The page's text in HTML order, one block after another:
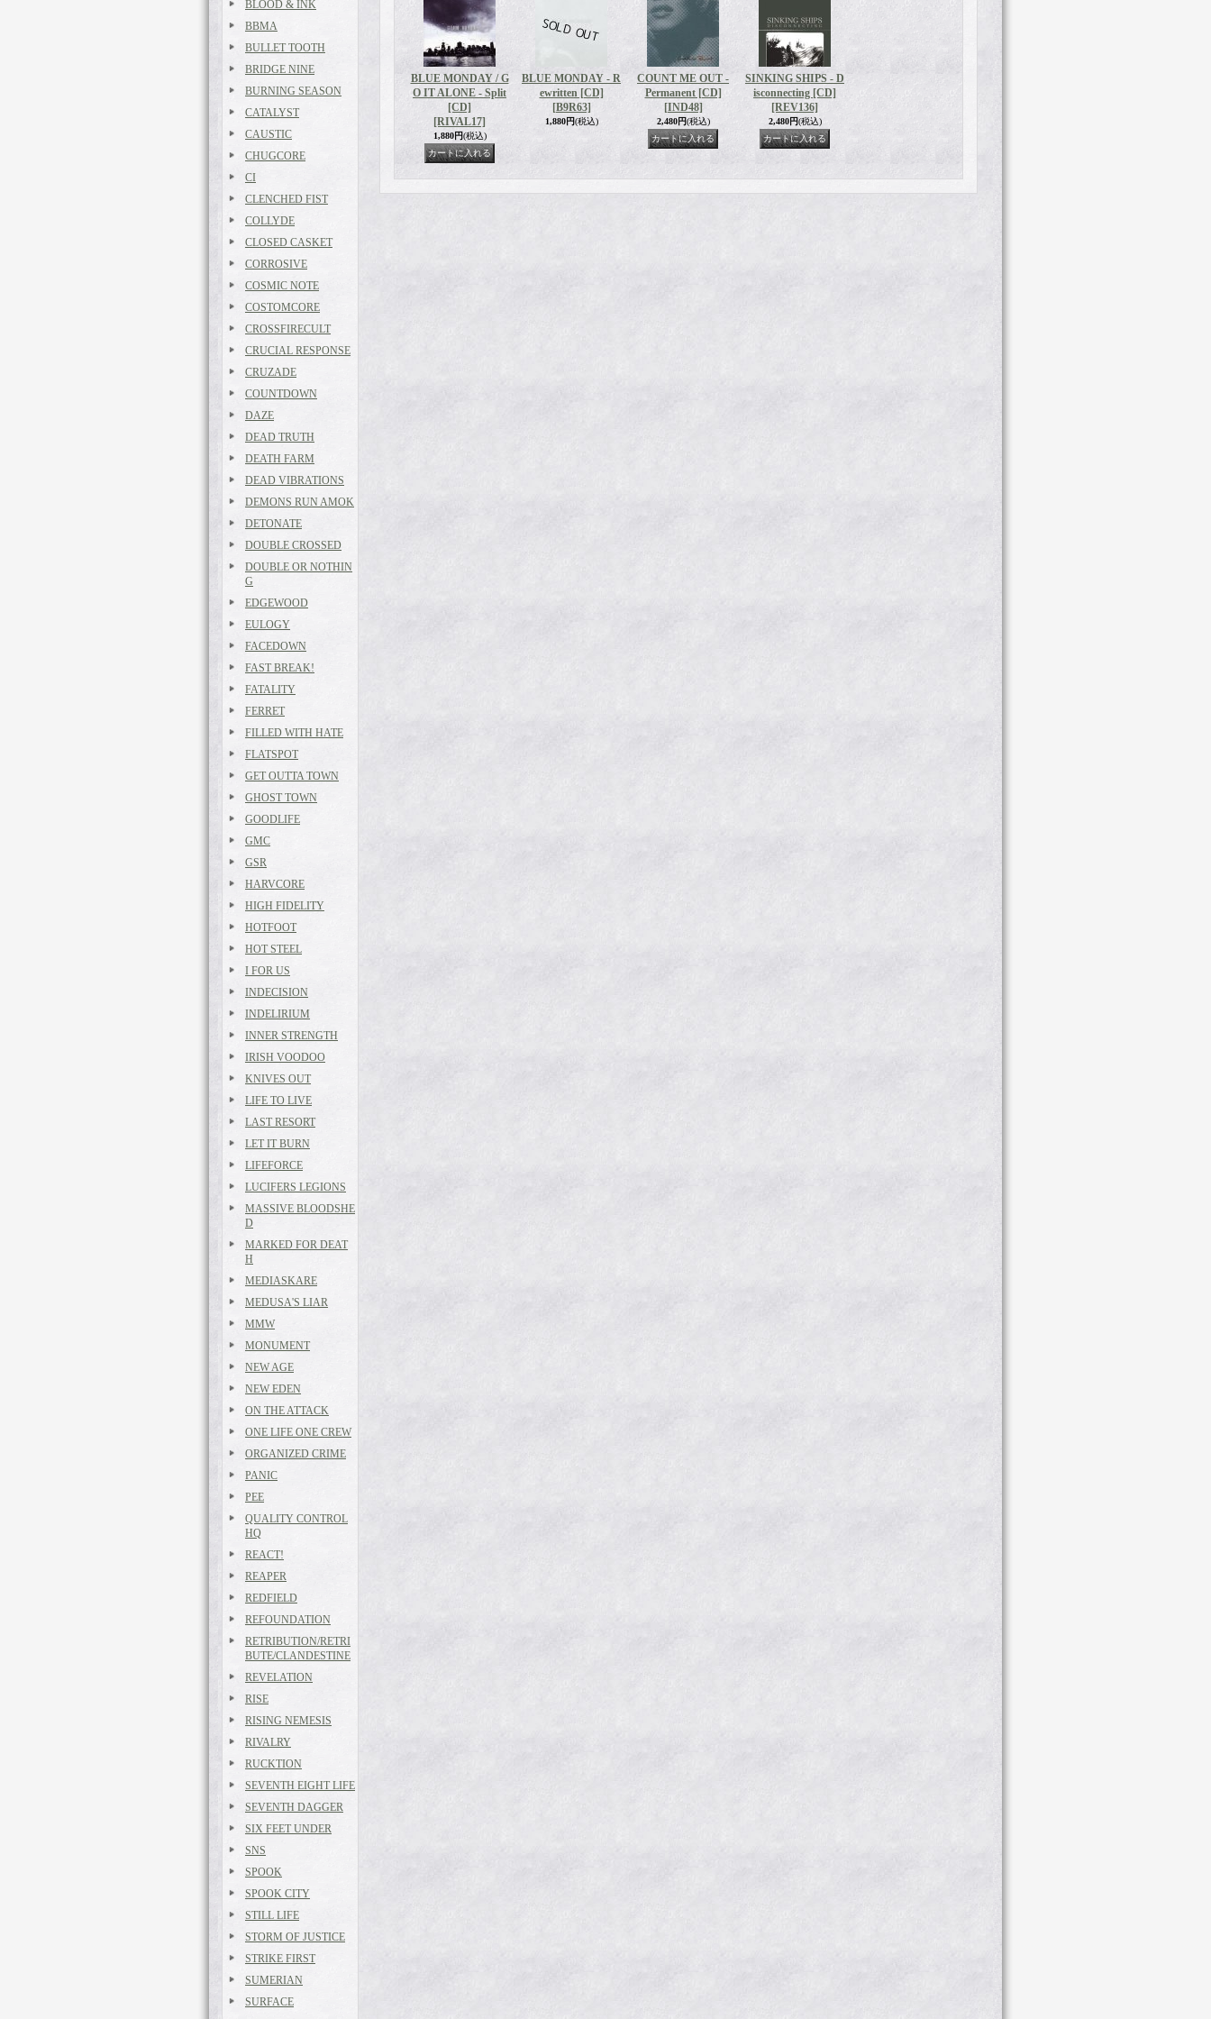
BLOOD & INK
BBMA
BULLET TOOTH
BRIDGE NINE
BURNING SEASON
CATALYST
CAUSTIC
CHUGCORE
CI
CLENCHED FIST
COLLYDE
CLOSED CASKET
CORROSIVE
COSMIC NOTE
COSTOMCORE
CROSSFIRECULT
CRUCIAL RESPONSE
CRUZADE
COUNTDOWN
DAZE
DEAD TRUTH
DEATH FARM
DEAD VIBRATIONS
DEMONS RUN AMOK
DETONATE
DOUBLE CROSSED
DOUBLE OR NOTHIN
G
EDGEWOOD
EULOGY
FACEDOWN
FAST BREAK!
FATALITY
FERRET
FILLED WITH HATE
FLATSPOT
GET OUTTA TOWN
GHOST TOWN
GOODLIFE
GMC
GSR
HARVCORE
HIGH FIDELITY
HOTFOOT
HOT STEEL
I FOR US
INDECISION
INDELIRIUM
INNER STRENGTH
IRISH VOODOO
KNIVES OUT
LIFE TO LIVE
LAST RESORT
LET IT BURN
LIFEFORCE
LUCIFERS LEGIONS
MASSIVE BLOODSHE
D
MARKED FOR DEAT
H
MEDIASKARE
MEDUSA'S LIAR
MMW
MONUMENT
NEW AGE
NEW EDEN
ON THE ATTACK
ONE LIFE ONE CREW
ORGANIZED CRIME
PANIC
PEE
QUALITY CONTROL
HQ
REACT!
REAPER
REDFIELD
REFOUNDATION
RETRIBUTION/RETRI
BUTE/CLANDESTINE
REVELATION
RISE
RISING NEMESIS
RIVALRY
RUCKTION
SEVENTH EIGHT LIFE
SEVENTH DAGGER
SIX FEET UNDER
SNS
SPOOK
SPOOK CITY
STILL LIFE
STORM OF JUSTICE
STRIKE FIRST
SUMERIAN
SURFACE
BLUE MONDAY / G
O IT ALONE - Split
[CD]
[RIVAL17]
1,880円(税込)
BLUE MONDAY - R
ewritten [CD]
[B9R63]
1,880円(税込)
COUNT ME OUT -
Permanent [CD]
[IND48]
2,480円(税込)
SINKING SHIPS - D
isconnecting [CD]
[REV136]
2,480円(税込)